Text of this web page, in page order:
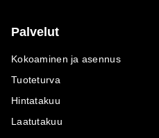
Palvelut
Kokoaminen ja asennus
Tuoteturva
Hintatakuu
Laatutakuu